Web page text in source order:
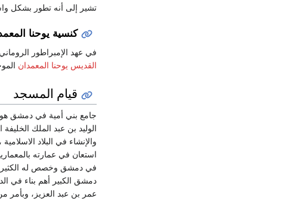
تشير إلى أنه تطور بشكل
كنسية يوحنا
في عهد الإمبراطور الروماني
القديس يوحنا المعمدان
قيام المسجد
جامع بني أمية في دمشق هو
والإنشاء في البلاد
استعان في عمارته
في دمشق وخصص له الكثير
دمشق الكبير أهم بناء في
عمر بن عبد العزيز، وبأمر